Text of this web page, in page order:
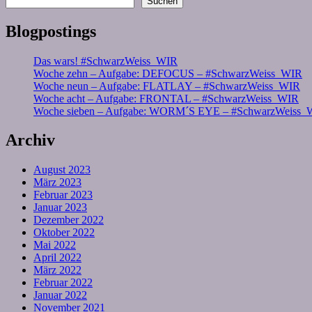
Blogpostings
Das wars! #SchwarzWeiss_WIR
Woche zehn – Aufgabe: DEFOCUS – #SchwarzWeiss_WIR
Woche neun – Aufgabe: FLATLAY – #SchwarzWeiss_WIR
Woche acht – Aufgabe: FRONTAL – #SchwarzWeiss_WIR
Woche sieben – Aufgabe: WORM´S EYE –
Archiv
August 2023
März 2023
Februar 2023
Januar 2023
Dezember 2022
Oktober 2022
Mai 2022
April 2022
März 2022
Februar 2022
Januar 2022
November 2021